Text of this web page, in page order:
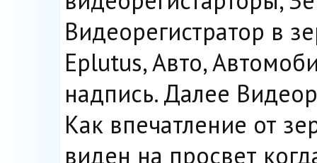
Видеорегистратор в
Eplutus, Авто,
надпись. Далее
Как впечатление от
виден на просвет